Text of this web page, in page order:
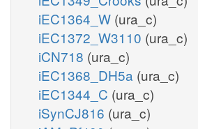
iEC1364_W (ura_c)
iEC1372_W3110 (ura_c)
iCN718 (ura_c)
iEC1368_DH5a (ura_c)
iEC1344_C (ura_c)
iSynCJ816 (ura_c)